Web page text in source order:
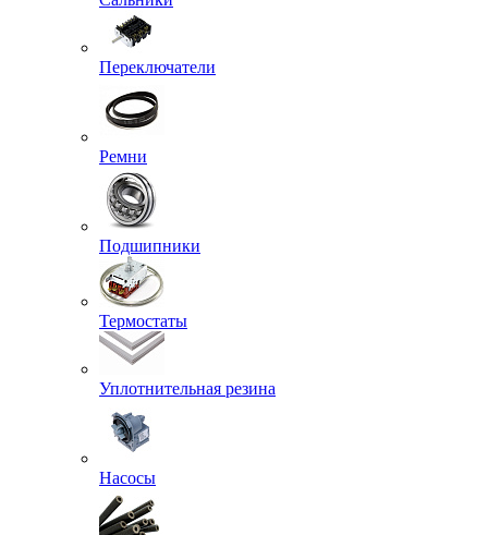
Переключатели
Ремни
Подшипники
Термостаты
Уплотнительная резина
Насосы